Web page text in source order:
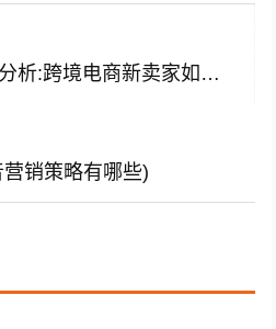
跨境电商市场及选品分析:跨境电商新卖家如何正确预估一个产品是否值得去做？
销策略有哪些)